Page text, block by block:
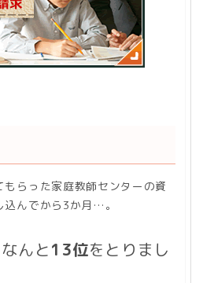
らった家庭教師センターの資
込んでから3か月…。
んと13位をとりまし